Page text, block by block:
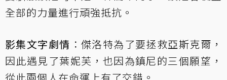
全部的力量進行頑強抵抗。
影集文字劇情 ：傑洛特為了要拯救亞斯克爾，
因此遇見了葉妮芙，也因為鎮尼的三個願望，
從此兩個人在命運上有了交錯。